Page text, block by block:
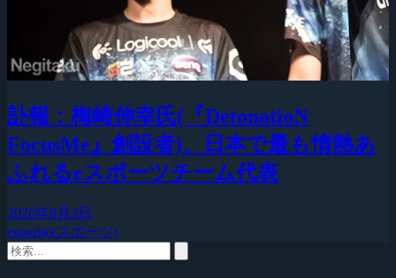
訃報：梅崎伸幸氏(『DetonatioN
FocusMe』創設者)、日本で最も情熱あ
ふれるeスポーツチーム代表
2026年8月3日
esports(eスポーツ)